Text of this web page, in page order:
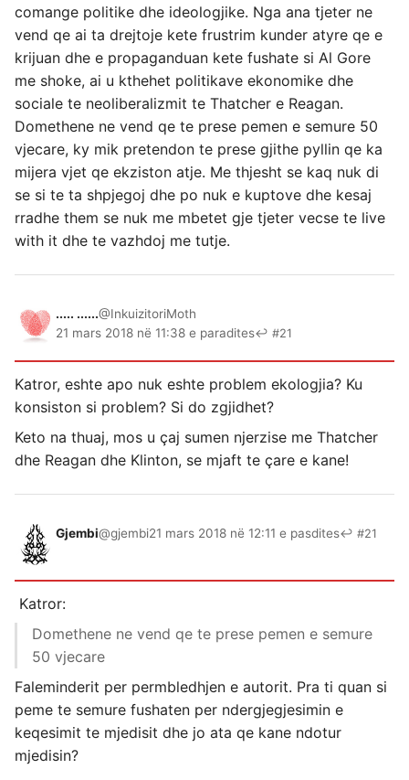
comange politike dhe ideologjike. Nga ana tjeter ne
vend qe ai ta drejtoje kete frustrim kunder atyre qe e
krijuan dhe e propaganduan kete fushate si Al Gore
me shoke, ai u kthehet politikave ekonomike dhe
sociale te neoliberalizmit te Thatcher e Reagan.
Domethene ne vend qe te prese pemen e semure 50
vjecare, ky mik pretendon te prese gjithe pyllin qe ka
mijera vjet qe ekziston atje. Me thjesht se kaq nuk di
se si te ta shpjegoj dhe po nuk e kuptove dhe kesaj
rradhe them se nuk me mbetet gje tjeter vecse te live
with it dhe te vazhdoj me tutje.
..... ......@InkuizitoriMoth
21 mars 2018 në 11:38 e paradites↩ #21
Katror, eshte apo nuk eshte problem ekologjia? Ku
konsiston si problem? Si do zgjidhet?
Keto na thuaj, mos u çaj sumen njerzise me Thatcher
dhe Reagan dhe Klinton, se mjaft te çare e kane!
Gjembi@gjembi21 mars 2018 në 12:11 e pasdites↩ #21
Katror:
Domethene ne vend qe te prese pemen e semure
50 vjecare
Faleminderit per permbledhjen e autorit. Pra ti quan si
peme te semure fushaten per ndergjegjesimin e
keqesimit te mjedisit dhe jo ata qe kane ndotur
mjedisin?